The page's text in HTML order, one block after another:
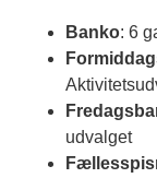
Banko: 6
udvalget